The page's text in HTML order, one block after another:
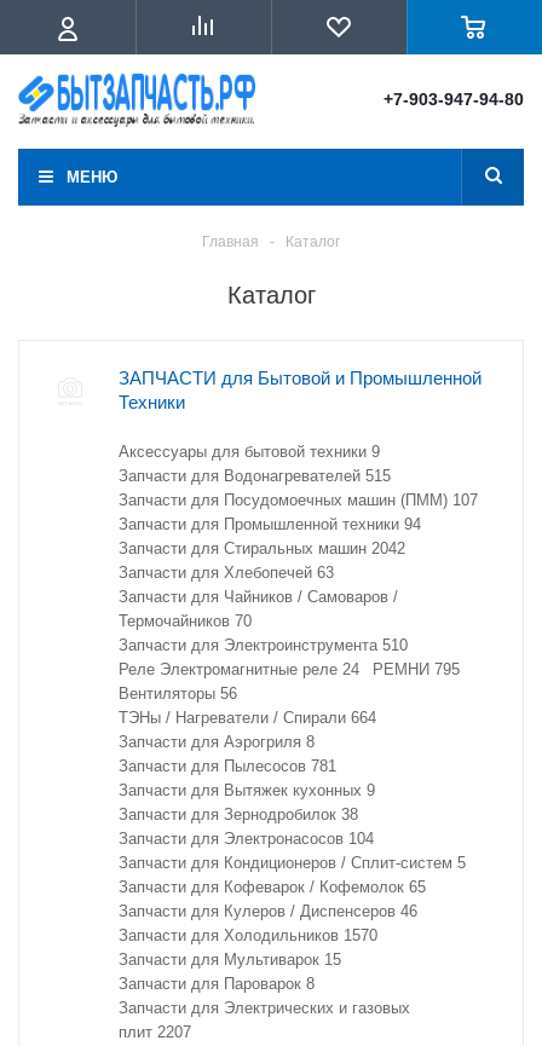
+7-903-947-94-80
МЕНЮ
Главная - Каталог
Каталог
ЗАПЧАСТИ для Бытовой и Промышленной
Техники
Аксессуары для бытовой техники 9
Запчасти для Водонагревателей 515
Запчасти для Посудомоечных машин (ПММ) 107
Запчасти для Промышленной техники 94
Запчасти для Стиральных машин 2042
Запчасти для Хлебопечей 63
Запчасти для Чайников / Самоваров /
Термочайников 70
Запчасти для Электроинструмента 510
Реле Электромагнитные реле 24 РЕМНИ 795
Вентиляторы 56
ТЭНы / Нагреватели / Спирали 664
Запчасти для Аэрогриля 8
Запчасти для Пылесосов 781
Запчасти для Вытяжек кухонных 9
Запчасти для Зернодробилок 38
Запчасти для Электронасосов 104
Запчасти для Кондиционеров / Сплит-систем 5
Запчасти для Кофеварок / Кофемолок 65
Запчасти для Кулеров / Диспенсеров 46
Запчасти для Холодильников 1570
Запчасти для Мультиварок 15
Запчасти для Пароварок 8
Запчасти для Электрических и газовых
плит 2207